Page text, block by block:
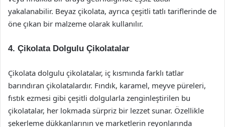
yakalanabilir. Beyaz çikolata, ayrıca çeşitli tatlı tariflerinde de
öne çıkan bir malzeme olarak kullanılır.
4. Çikolata Dolgulu Çikolatalar
Çikolata dolgulu çikolatalar, iç kısmında farklı tatlar
barındıran çikolatalardır. Fındık, karamel, meyve püreleri,
fıstık ezmesi gibi çeşitli dolgularla zenginleştirilen bu
çikolatalar, her lokmada sürpriz bir lezzet sunar. Özellikle
şekerleme dükkanlarının ve marketlerin reyonlarında